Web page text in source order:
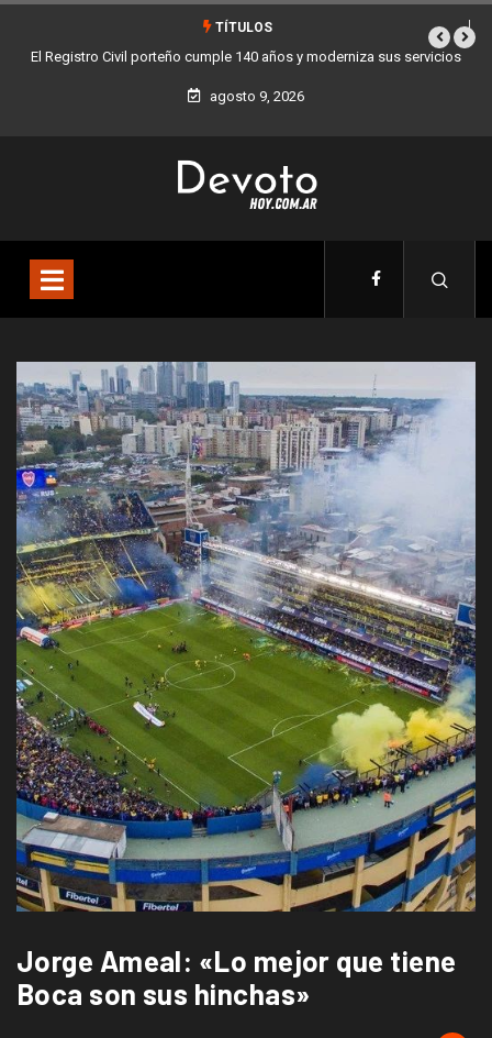
TÍTULOS
sus servicios Buenos Aires sumó 12 nuevos Bares Notables y ya son
la Ciudad
agosto 9, 2026
Jorge Ameal: «Lo mejor que tiene
Boca son sus hinchas»